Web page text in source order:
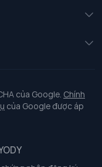
nghề nghiệp
của Google. Chính
của Google được áp